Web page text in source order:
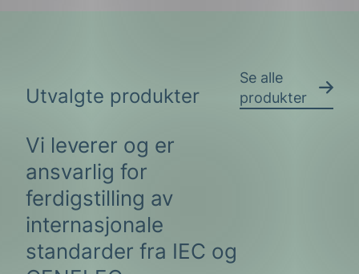
Utvalgte produkter
Vi leverer og er
ansvarlig for
ferdigstilling av
internasjonale
standarder fra IEC og
Se alle
produkter